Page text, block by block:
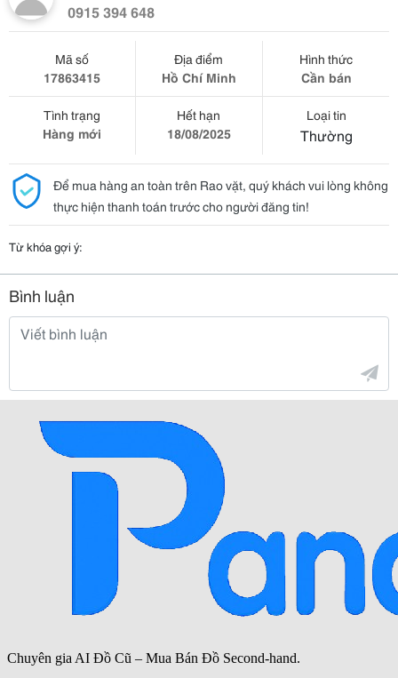
0915 394 648
Mã số
17863415
Địa điểm
Hồ Chí Minh
Hình thức
Cần bán
Tình trạng
Hàng mới
Hết hạn
18/08/2025
Loại tin
Thường
Để mua hàng an toàn trên Rao vặt, quý khách vui lòng không
thực hiện thanh toán trước cho người đăng tin!
Từ khóa gợi ý:
Bình luận